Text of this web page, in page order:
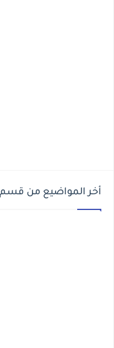
أخر المواضيع من قسم :